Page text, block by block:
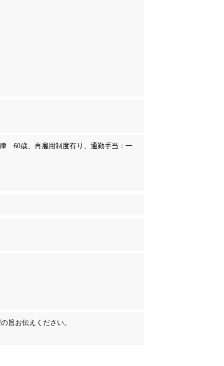
60歳、再雇用制度有り、通勤手当：一
旨お伝えください。